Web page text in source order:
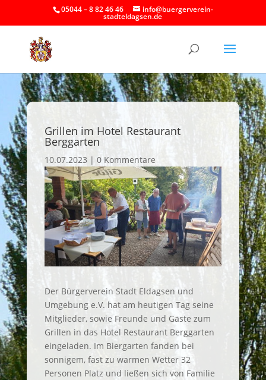
05044 – 8 82 46 46 info@buergerverein-
stadteldagsen.de
Grillen im Hotel Restaurant
Berggarten
10.07.2023 | 0 Kommentare
Der Bürgerverein Stadt Eldagsen und
Umgebung e.V. hat am heutigen Tag seine
Mitglieder, sowie Freunde und Gäste zum
Grillen in das Hotel Restaurant Berggarten
eingeladen. Im Biergarten fanden bei
sonnigem, fast zu warmen Wetter 32
Personen Platz und ließen sich von Familie